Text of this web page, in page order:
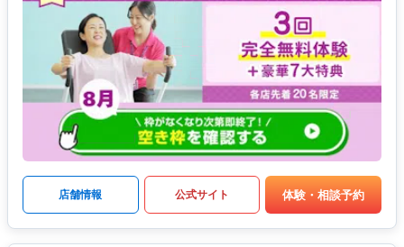
店舗情報 公式サイト 体験・相談予約